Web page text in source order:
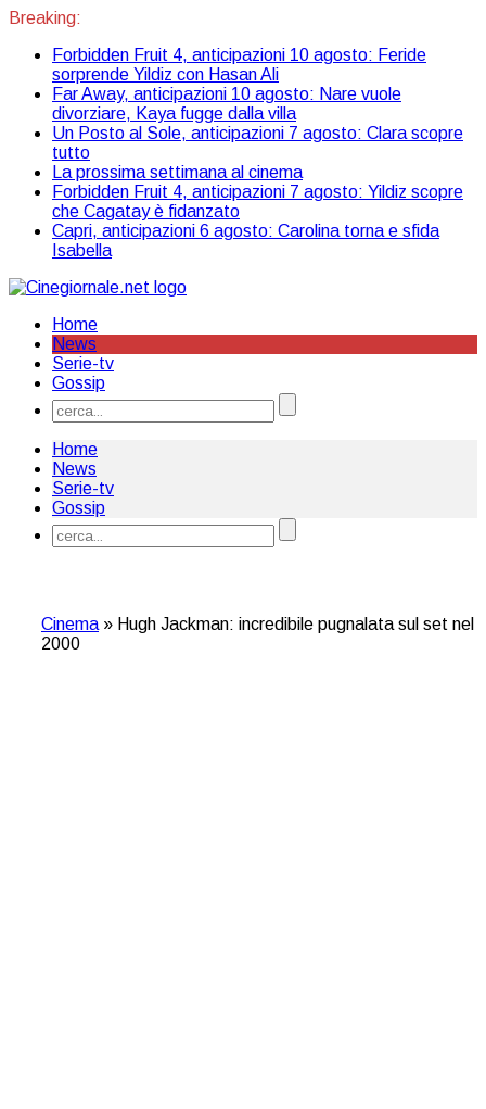
Breaking:
Forbidden Fruit 4, anticipazioni 10 agosto: Feride
sorprende Yildiz con Hasan Ali
Far Away, anticipazioni 10 agosto: Nare vuole
divorziare, Kaya fugge dalla villa
Un Posto al Sole, anticipazioni 7 agosto: Clara scopre
tutto
La prossima settimana al cinema
Forbidden Fruit 4, anticipazioni 7 agosto: Yildiz scopre
che Cagatay è fidanzato
Capri, anticipazioni 6 agosto: Carolina torna e sfida
Isabella
Home
News
Serie-tv
Gossip
Home
News
Serie-tv
Gossip
Cinema » Hugh Jackman: incredibile pugnalata sul set nel
2000